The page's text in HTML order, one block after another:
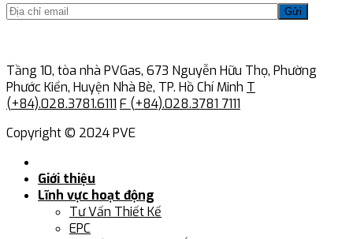
Gửi
Tầng 10, tòa nhà PVGas, 673 Nguyễn Hữu Thọ, Phường
Phước Kiển, Huyện Nhà Bè, TP. Hồ Chí Minh T
(+84).028.3781.6111 F (+84).028.3781 7111
Copyright © 2024 PVE
Giới thiệu
Lĩnh vực hoạt động
Tư Vấn Thiết Kế
EPC